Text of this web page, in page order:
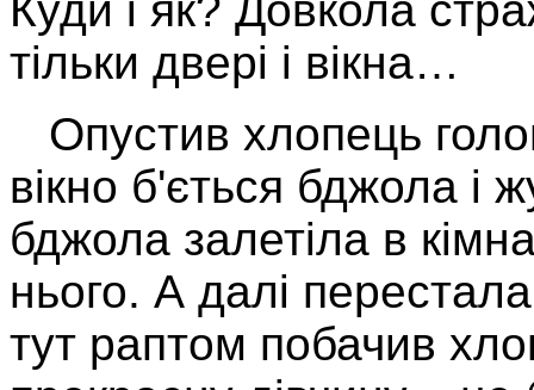
Куди і як? Довкола
тільки двері і вікна…
Опустив хлопець
вікно б'ється бджола і
бджола залетіла в
нього. А далі
тут раптом побачив